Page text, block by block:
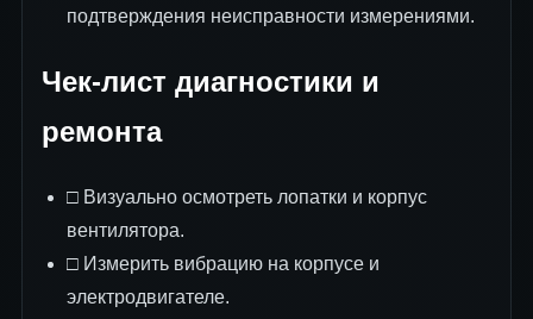
подтверждения неисправности измерениями.
Чек-лист диагностики и
ремонта
□ Визуально осмотреть лопатки и корпус
вентилятора.
□ Измерить вибрацию на корпусе и
электродвигателе.